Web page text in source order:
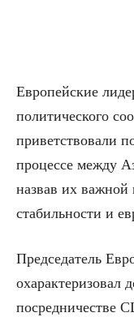
Европейские
политического
приветствовали
процессе между
назвав их важной
стабильности и
Председатель
охарактеризовал
посредничестве